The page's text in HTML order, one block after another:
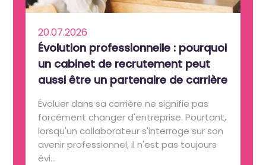
20.07.2026
Évolution professionnelle : pourquoi
un cabinet de recrutement peut
aussi être un partenaire de carrière
Évoluer dans sa carrière ne signifie pas
forcément changer d'entreprise. Pourtant,
lorsqu'un collaborateur s'interroge sur son
avenir professionnel, il n'est pas toujours
évi...